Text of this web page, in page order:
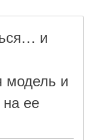
и
модель и
ее